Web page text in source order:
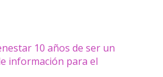
10 años de ser un
información para el